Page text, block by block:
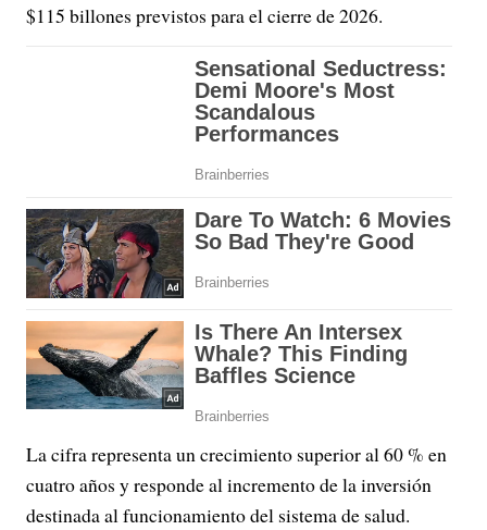
$115 billones previstos para el cierre de 2026.
La cifra representa un crecimiento superior al 60 % en
cuatro años y responde al incremento de la inversión
destinada al funcionamiento del sistema de salud.